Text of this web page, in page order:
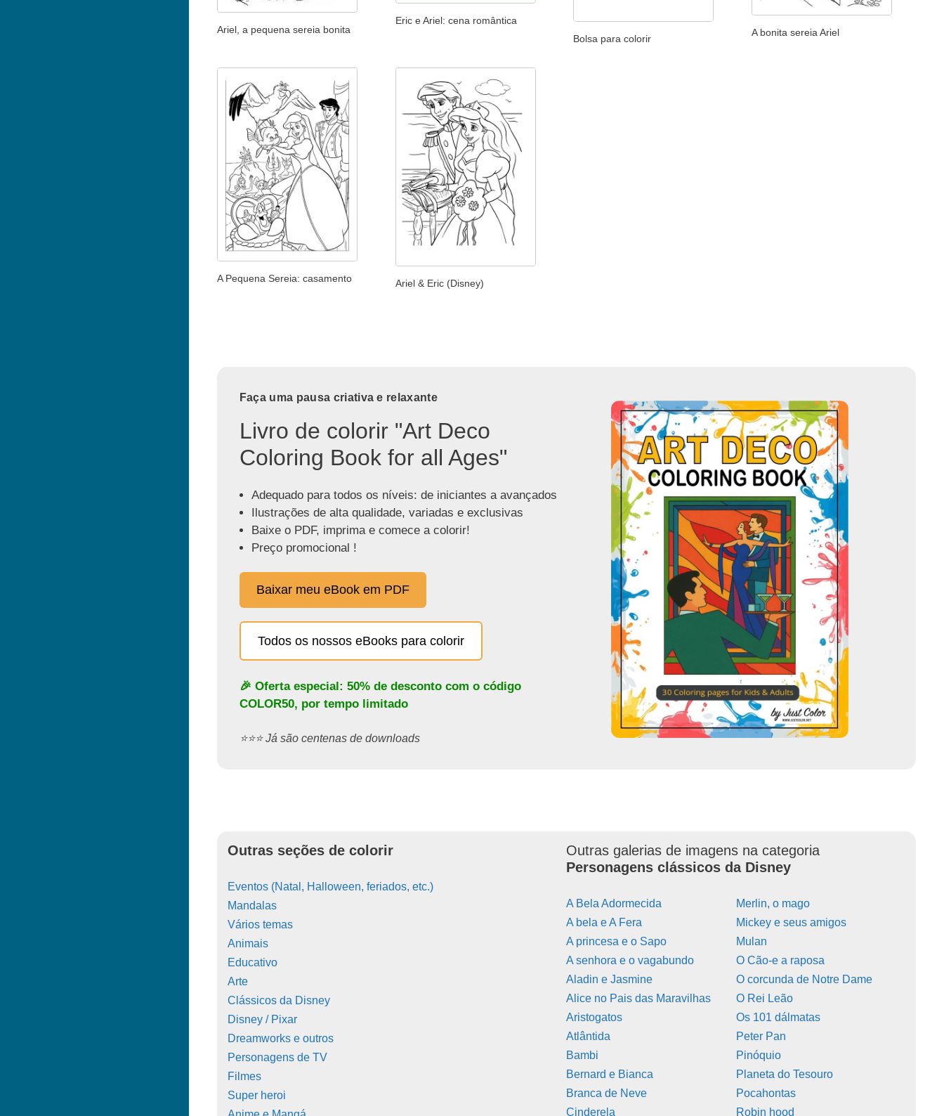
Ariel, a pequena sereia bonita
Eric e Ariel: cena romântica
Bolsa para colorir
A bonita sereia Ariel
A Pequena Sereia: casamento Ariel & Eric (Disney)
Faça uma pausa criativa e relaxante
Livro de colorir "Art Deco
Coloring Book for all Ages"
Adequado para todos os níveis: de iniciantes a avançados
Ilustrações de alta qualidade, variadas e exclusivas
Baixe o PDF, imprima e comece a colorir!
Preço promocional !
Baixar meu eBook em PDF
Todos os nossos eBooks para colorir
🎉 Oferta especial: 50% de desconto com o código
COLOR50, por tempo limitado
⭐️⭐️⭐️ Já são centenas de downloads
Outras seções de colorir
Eventos (Natal, Halloween, feriados, etc.)
Mandalas
Vários temas
Animais
Educativo
Arte
Clássicos da Disney
Disney / Pixar
Dreamworks e outros
Personagens de TV
Filmes
Super heroi
Outras galerias de imagens na categoria
Personagens clássicos da Disney
A Bela Adormecida
A bela e A Fera
A princesa e o Sapo
A senhora e o vagabundo
Aladin e Jasmine
Alice no Pais das Maravilhas
Aristogatos
Atlântida
Bambi
Bernard e Bianca
Branca de Neve
Cinderela
Merlin, o mago
Mickey e seus amigos
Mulan
O Cão-e a raposa
O corcunda de Notre Dame
O Rei Leão
Os 101 dálmatas
Peter Pan
Pinóquio
Planeta do Tesouro
Pocahontas
Robin hood